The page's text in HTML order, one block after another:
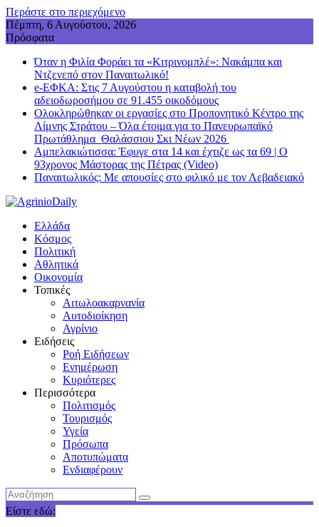
Περάστε στο περιεχόμενο
Πέμπτη, 6 Αυγούστου, 2026
Πρόσφατα
Όταν η Φιλία Φοράει τα «Κιτρινομπλέ»: Νακάμπα και
Ντζενεπό στον Παναιτωλικό!
e-ΕΦΚΑ: Στις 7 Αυγούστου η καταβολή του
αδειοδωροσήμου σε 91.455 οικοδόμους
Ολοκληρώθηκαν οι εργασίες στο Προπονητικό Κέντρο της
Λίμνης Στράτου – Όλα έτοιμα για το Πανευρωπαϊκό
Πρωτάθλημα Θαλάσσιου Σκι Νέων 2026
Αμπελακιώτισσα: Έφυγε στα 14 και έχτιζε ως τα 69 | Ο
93χρονος Μάστορας της Πέτρας (Video)
Παναιτωλικός: Με απουσίες στο φιλικό με τον Λεβαδειακό
Ελλάδα
Κόσμος
Πολιτική
Αθλητικά
Οικονομία
Τοπικές
Αιτωλοακαρνανία
Αυτοδιοίκηση
Αγρίνιο
Ειδήσεις
Ροή Ειδήσεων
Ενημέρωση
Κυριότερες
Περισσότερα
Πολιτισμός
Τουρισμός
Υγεία
Πρόσωπα
Αποτυπώματα
Ενδιαφέρουν
Είστε εδώ: